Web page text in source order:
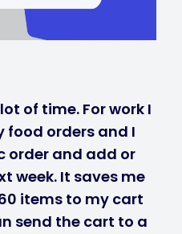
of time. For work I
food orders and I
order and add or
week. It saves me
items to my cart
send the cart to a